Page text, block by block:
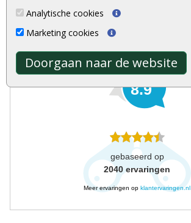
Analytische cookies
Marketing cookies
Doorgaan naar de website
Onlinetuinhout.nl
8.9
gebaseerd op
2040 ervaringen
Meer ervaringen op klantervaringen.nl